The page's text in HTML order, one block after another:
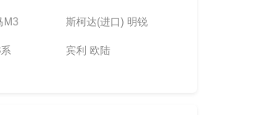
M3 斯柯达(进口) 明锐
宾利 欧陆